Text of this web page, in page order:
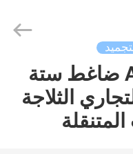
المستوردة Aspera ضاغط ستة
الثلاجة